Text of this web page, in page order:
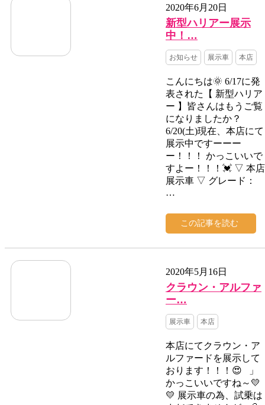
2020年6月20日
新型ハリアー展示
中！…
お知らせ 展示車 本店
こんにちは🌞 6/17に発
表された【 新型ハリア
ー 】皆さんはもうご覧
になりましたか？
6/20(土)現在、本店にて
展示中ですーーー
ー！！！ かっこいいで
すよー！！！💓 ▽ 本店
展示車 ▽ グレード：
…
この記事を読む
2020年5月16日
クラウン・アルファ
ー…
展示車 本店
本店にてクラウン・ア
ルファードを展示して
おります！！！😍 」
かっこいいですね～💛
💛 展示車の為、試乗は